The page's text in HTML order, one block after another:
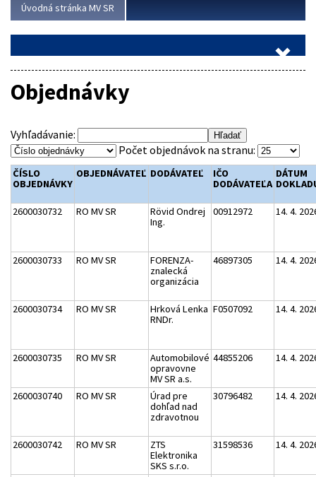
Úvodná stránka MV SR
Objednávky
Vyhľadávanie:
Počet objednávok na stranu:
ČÍSLO
OBJEDNÁVKY
OBJEDNÁVATEĽ DODÁVATEĽ
IČO
DODÁVATEĽA
DÁTUM
2600030732 RO MV SR
Rövid Ondrej
Ing.
00912972 14. 4.
2600030733 RO MV SR
FORENZA-
znalecká
organizácia
46897305 14. 4.
2600030734 RO MV SR
Hrková Lenka
RNDr.
F0507092 14. 4.
2600030735 RO MV SR
Automobilové
opravovne
MV SR a.s.
44855206 14. 4.
2600030740 RO MV SR
Úrad pre
dohľad nad
zdravotnou
30796482 14. 4.
2600030742 RO MV SR
ZTS
Elektronika
SKS s.r.o.
31598536 14. 4.